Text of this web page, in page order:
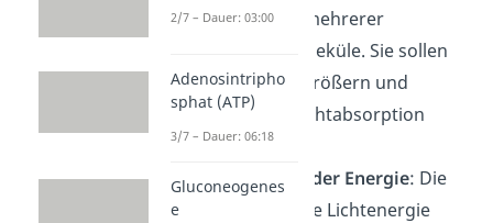
Ansammlung mehrerer
Chlorophyllmoleküle. Sie sollen
die Fläche vergrößern und
dadurch die Lichtabsorption
steigern.
Weiterleitung der Energie: Die
aufgenommene Lichtenergie
2/7 – Dauer: 03:00
Adenosintripho
sphat (ATP)
3/7 – Dauer: 06:18
Gluconeogenes
e